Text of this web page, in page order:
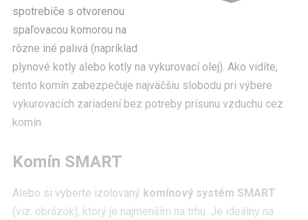
spotrebiče s otvorenou
spaľovacou komorou na
rôzne iné palivá (napríklad
plynové kotly alebo kotly na vykurovací olej). Ako vidíte,
tento komín zabezpečuje najväčšiu slobodu pri výbere
vykurovacích zariadení bez potreby prísunu vzduchu cez
komín.
Komín SMART
Alebo si vyberte izolovaný komínový systém SMART
(viz. obrázok), ktorý je najmenším na trhu. Je ideálny na